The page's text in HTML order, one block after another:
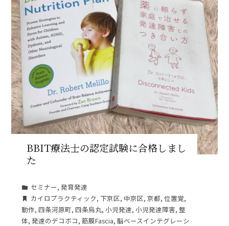
BBIT療法士の認定試験に合格しまし
た
セミナー,発育発達
カイロプラクティック, 下京区,中京区,京都,位置覚,
動作,四条河原町,四条烏丸,小児発達,小児発達障害,整
体,発達のデコボコ,筋膜Fascia,脳ベースインテグレーシ